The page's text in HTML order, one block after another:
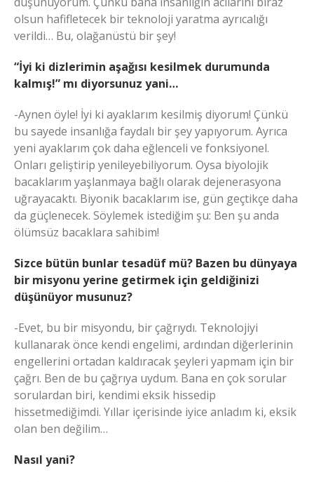
olsun hafifletecek bir teknoloji yaratma ayrıcalığı
verildi… Bu, olağanüstü bir şey!
“İyi ki dizlerimin aşağısı kesilmek durumunda
kalmış!” mı diyorsunuz yani…
-Aynen öyle! İyi ki ayaklarım kesilmiş diyorum! Çünkü
bu sayede insanlığa faydalı bir şey yapıyorum. Ayrıca
yeni ayaklarım çok daha eğlenceli ve fonksiyonel.
Onları geliştirip yenileyebiliyorum. Oysa biyolojik
bacaklarım yaşlanmaya bağlı olarak dejenerasyona
uğrayacaktı. Biyonik bacaklarım ise, gün geçtikçe daha
da güçlenecek. Söylemek istediğim şu: Ben şu anda
ölümsüz bacaklara sahibim!
Sizce bütün bunlar tesadüf mü? Bazen bu dünyaya
bir misyonu yerine getirmek için geldiğinizi
düşünüyor musunuz?
-Evet, bu bir misyondu, bir çağrıydı. Teknolojiyi
kullanarak önce kendi engelimi, ardından diğerlerinin
engellerini ortadan kaldıracak şeyleri yapmam için bir
çağrı. Ben de bu çağrıya uydum. Bana en çok sorular
sorulardan biri, kendimi eksik hissedip
hissetmediğimdi. Yıllar içerisinde iyice anladım ki, eksik
olan ben değilim…
Nasıl yani?